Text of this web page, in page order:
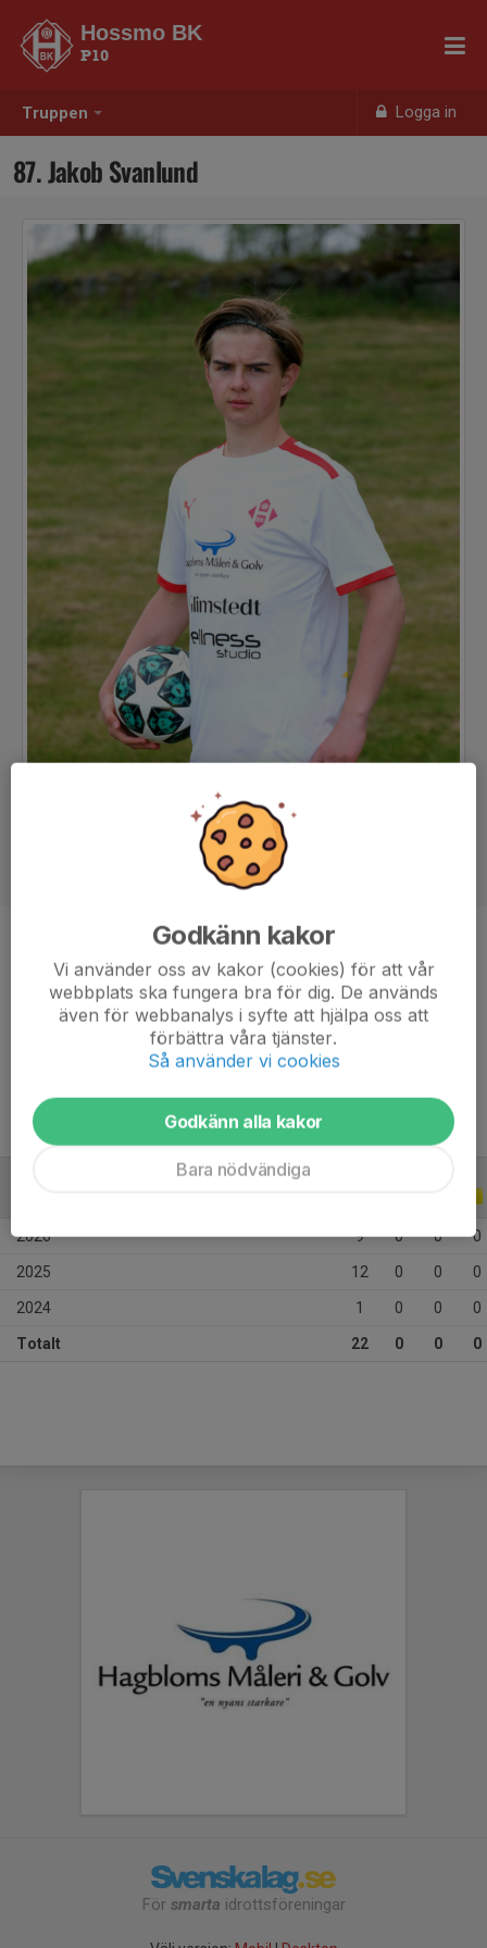
Truppen Logga in
Hossmo BK
P10
87. Jakob Svanlund
-
Ålder
15 år
Längd
173 cm
55 kg
2026 9 0 0 0
2025 12 0 0 0
2024 1 0 0 0
Totalt 22 0 0 0
För smarta idrottsföreningar
Godkänn kakor
Vi använder oss av kakor (cookies) för att vår
webbplats ska fungera bra för dig. De används
även för webbanalys i syfte att hjälpa oss att
förbättra våra tjänster.
Så använder vi cookies
Godkänn alla kakor
Bara nödvändiga